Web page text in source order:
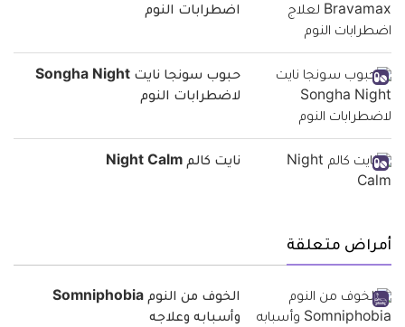
اضطرابات النوم
حبوب سونجا نايت Songha Night
لاضطرابات النوم
نايت كالم Night Calm
أمراض متعلقة
الخوف من النوم Somniphobia
وأسبابه وعلاجه